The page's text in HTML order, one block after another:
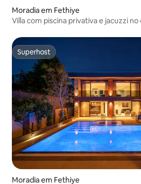
Moradia em Fethiye
Villa com piscina privativa e jacuzzi
Superhost
Superhost
Moradia em Fethiye